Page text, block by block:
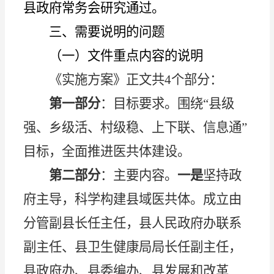
县政府常务会研究通过。
三、 需要说明的问题
（一）文件重点内容的说明
《实施方案》正文共4个部分：
第一部分：目标要求。围绕“县级
强、乡级活、村级稳、上下联、信息通”
目标，全面推进医共体建设。
第二部分：主要内容。 一是坚持政
府主导，科学构建县域医共体。成立由
分管副县长任主任，县人民政府办联系
副主任、县卫生健康局局长任副主任，
县政府办、县委编办、县发展和改革